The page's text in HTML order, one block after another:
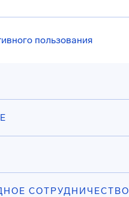
пользования
СОТРУДНИЧЕСТВО